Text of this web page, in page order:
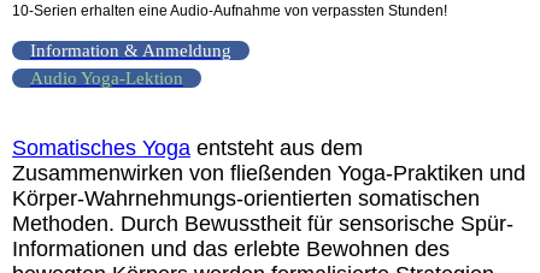
10-Serien erhalten eine Audio-Aufnahme von verpassten Stunden!
Information & Anmeldung
Audio Yoga-Lektion
Somatisches Yoga entsteht aus dem
Zusammenwirken von fließenden Yoga-Praktiken und
Körper-Wahrnehmungs-orientierten somatischen
Methoden. Durch Bewusstheit für sensorische Spür-
Informationen und das erlebte Bewohnen des